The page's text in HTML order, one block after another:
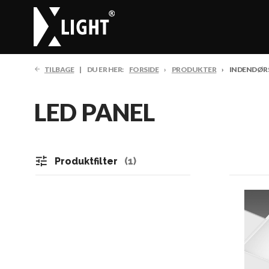
TILBAGE DU ER HER: FORSIDE PRODUKTER
LED PANEL
tune Produktfilter 1